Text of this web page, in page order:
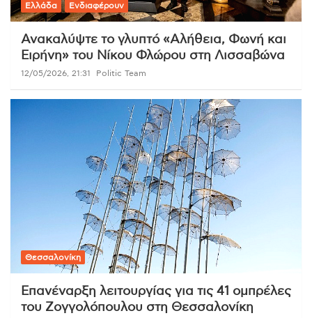
Ελλάδα Ενδιαφέρουν
Ανακαλύψτε το γλυπτό «Αλήθεια, Φωνή και
Ειρήνη» του Νίκου Φλώρου στη Λισσαβώνα
12/05/2026, 21:31 Politic Team
Θεσσαλονίκη
Επανέναρξη λειτουργίας για τις 41 ομπρέλες
του Ζογγολόπουλου στη Θεσσαλονίκη